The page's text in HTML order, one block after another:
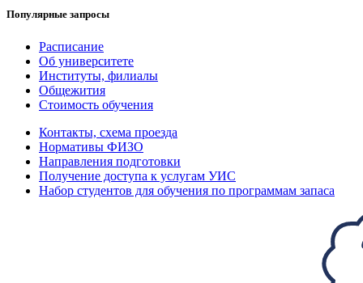
Популярные запросы
Расписание
Об университете
Институты, филиалы
Общежития
Стоимость обучения
Контакты, схема проезда
Нормативы ФИЗО
Направления подготовки
Получение доступа к услугам УИС
Набор студентов для обучения по программам запаса